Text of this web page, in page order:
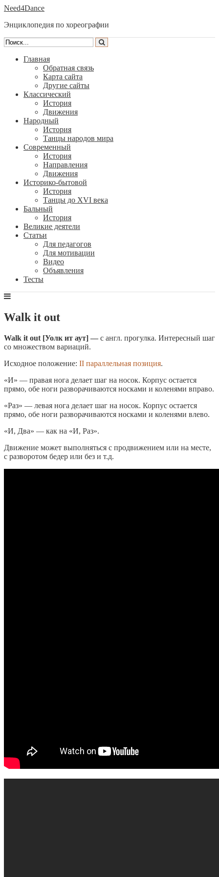
Need4Dance
Энциклопедия по хореографии
Главная
Обратная связь
Карта сайта
Другие сайты
Классический
История
Движения
Народный
История
Танцы народов мира
Современный
История
Направления
Движения
Историко-бытовой
История
Танцы до XVI века
Бальный
История
Великие деятели
Статьи
Для педагогов
Для мотивации
Видео
Объявления
Тесты
Walk it out
Walk it out [Уолк ит аут] — с англ. прогулка. Интересный шаг
со множеством вариаций.
Исходное положение: II параллельная позиция.
«И» — правая нога делает шаг на носок. Корпус остается
прямо, обе ноги разворачиваются носками и коленями вправо.
«Раз» — левая нога делает шаг на носок. Корпус остается
прямо, обе ноги разворачиваются носками и коленями влево.
«И, Два» — как на «И, Раз».
Движение может выполняться с продвижением или на месте,
с разворотом бедер или без и т.д.